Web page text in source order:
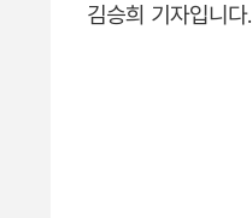
김승희 기자입니다.